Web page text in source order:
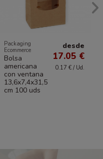
Packaging
Ecommerce
Bolsa
americana
con ventana
13,6x7,4x31,5
cm 100 uds
desde
17.05 €
0.17 € / Ud.